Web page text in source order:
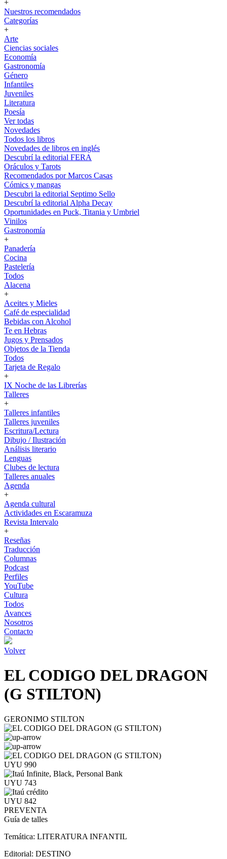
+
Nuestros recomendados
Categorías
+
Arte
Ciencias sociales
Economía
Gastronomía
Género
Infantiles
Juveniles
Literatura
Poesía
Ver todas
Novedades
Todos los libros
Novedades de libros en inglés
Descubrí la editorial FERA
Oráculos y Tarots
Recomendados por Marcos Casas
Cómics y mangas
Descubri la editorial Septimo Sello
Descubrí la editorial Alpha Decay
Oportunidades en Puck, Titania y Umbriel
Vinilos
Gastronomía
+
Panadería
Cocina
Pastelería
Todos
Alacena
+
Aceites y Mieles
Café de especialidad
Bebidas con Alcohol
Te en Hebras
Jugos y Prensados
Objetos de la Tienda
Todos
Tarjeta de Regalo
+
IX Noche de las Librerías
Talleres
+
Talleres infantiles
Talleres juveniles
Escritura/Lectura
Dibujo / Ilustración
Análisis literario
Lenguas
Clubes de lectura
Talleres anuales
Agenda
+
Agenda cultural
Actividades en Escaramuza
Revista Intervalo
+
Reseñas
Traducción
Columnas
Podcast
Perfiles
YouTube
Cultura
Todos
Avances
Nosotros
Contacto
Volver
EL CODIGO DEL DRAGON
(G STILTON)
GERONIMO STILTON
UYU 990
UYU 743
UYU 842
PREVENTA
Guía de talles
Temática: LITERATURA INFANTIL
Editorial: DESTINO